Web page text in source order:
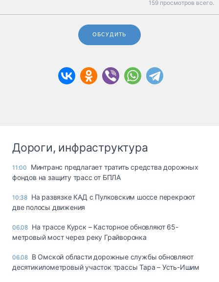
159 просмотров всего.
ОБСУДИТЬ
Дороги, инфраструктура
11:00
Минтранс предлагает тратить средства дорожных
фондов на защиту трасс от БПЛА
10:38 На развязке КАД с Пулковским шоссе перекроют
две полосы движения
06.08 На трассе Курск – Касторное обновляют 65-
метровый мост через реку Грайворонка
06.08 В Омской области дорожные службы обновляют
десятикилометровый участок трассы Тара – Усть-Ишим